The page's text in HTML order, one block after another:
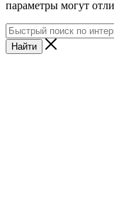
параметры могут
Найти